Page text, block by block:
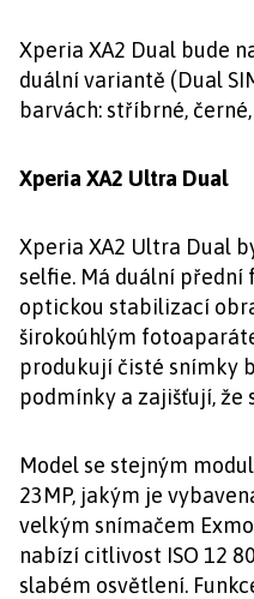
Xperia XA2 Dual bude
duální variantě (Dual
barvách: stříbrné,
Xperia XA2 Ultra Dual
Xperia XA2 Ultra Dual
selfie. Má duální přední
optickou stabilizací
širokoúhlým
produkují čisté snímky
podmínky a zajišťují, že
Model se stejným
23MP, jakým je
velkým snímačem
nabízí citlivost ISO 12
slabém osvětlení.